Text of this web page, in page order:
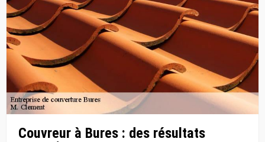
Couvreur à Bures : des résultats